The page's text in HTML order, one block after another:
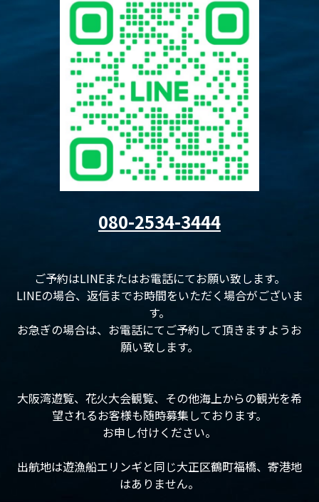
080-2534-3444
ご予約はLINEまたはお電話にてお願い致します。
LINEの場合、返信までお時間をいただく場合がございま
す。
お急ぎの場合は、お電話にてご予約して頂きますようお
願い致します。
大阪湾遊覧、花火大会観覧、その他海上からの観光を希
望されるお客様も随時募集しております。
お申し付けください。
出航地は遊漁船エリンギと同じ大正区鶴町福橋、寄港地
はありません。